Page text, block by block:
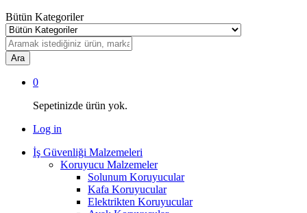
Bütün Kategoriler
Ara
0
Sepetinizde ürün yok.
Log in
İş Güvenliği Malzemeleri
Koruyucu Malzemeler
Solunum Koruyucular
Kafa Koruyucular
Elektrikten Koruyucular